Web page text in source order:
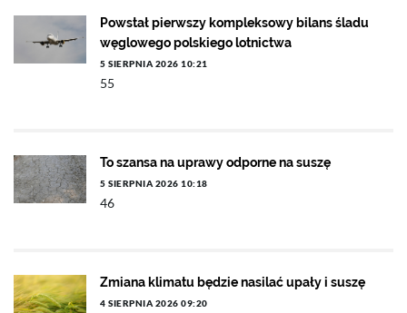
Powstał pierwszy kompleksowy bilans śladu
węglowego polskiego lotnictwa
5 SIERPNIA 2026 10:21
55
To szansa na uprawy odporne na suszę
5 SIERPNIA 2026 10:18
46
Zmiana klimatu będzie nasilać upały i suszę
4 SIERPNIA 2026 09:20